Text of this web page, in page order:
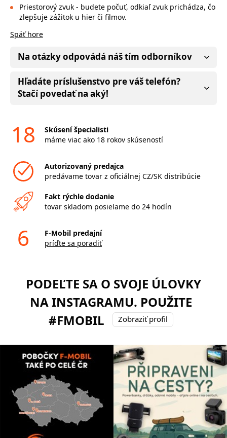
Priestorový zvuk - budete počuť, odkiaľ zvuk prichádza, čo
zlepšuje zážitok u hier či filmov.
Späť hore
Na otázky odpovádá náš tím odborníkov
Hľadáte príslušenstvo pre váš telefón?
Stačí povedať na aký!
18
Skúsení špecialisti
máme viac ako 18 rokov skúseností
Autorizovaný predajca
predávame tovar z oficiálnej CZ/SK distribúcie
Fakt rýchle dodanie
tovar skladom posielame do 24 hodín
6
F-Mobil predajní
príďte sa poradiť
PODEĽTE SA O SVOJE ÚLOVKY
NA INSTAGRAMU. POUŽITE
#FMOBIL
Zobraziť profil